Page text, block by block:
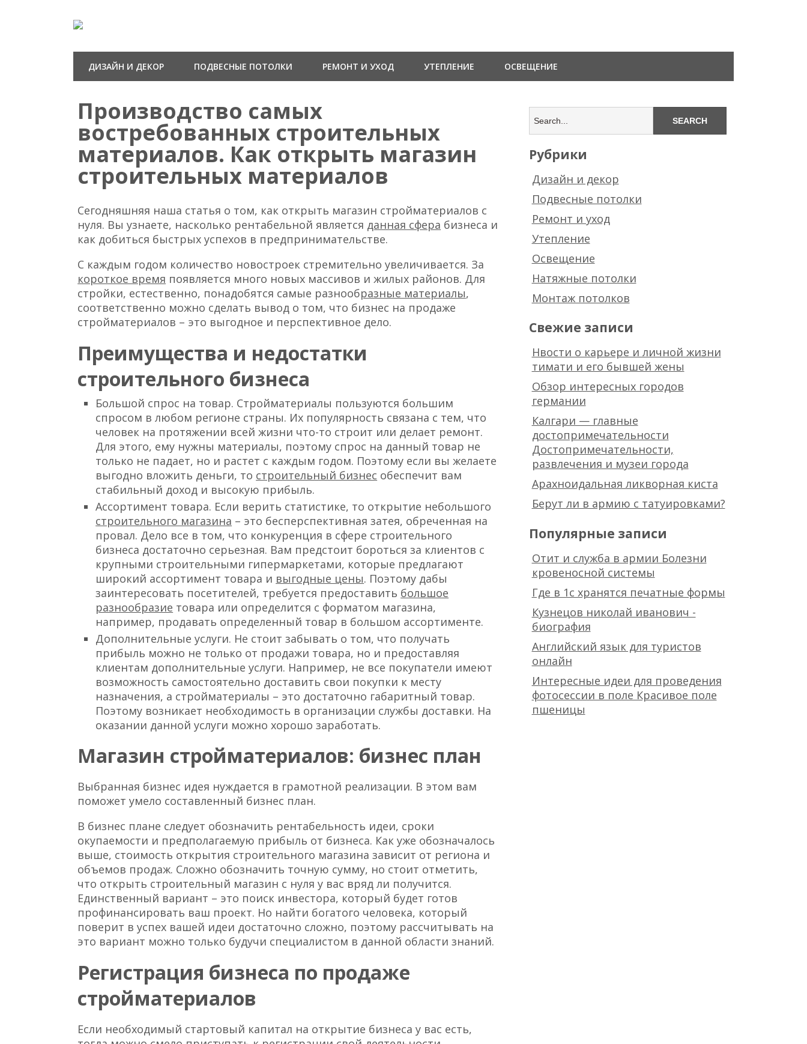
ДИЗАЙН И ДЕКОР ПОДВЕСНЫЕ ПОТОЛКИ РЕМОНТ И УХОД УТЕПЛЕНИЕ ОСВЕЩЕНИЕ
Производство самых
востребованных строительных
материалов. Как открыть магазин
строительных материалов
Сегодняшняя наша статья о том, как открыть магазин стройматериалов с
нуля. Вы узнаете, насколько рентабельной является данная сфера бизнеса и
как добиться быстрых успехов в предпринимательстве.
С каждым годом количество новостроек стремительно увеличивается. За
короткое время появляется много новых массивов и жилых районов. Для
стройки, естественно, понадобятся самые разнообразные материалы,
соответственно можно сделать вывод о том, что бизнес на продаже
стройматериалов – это выгодное и перспективное дело.
Преимущества и недостатки
строительного бизнеса
Большой спрос на товар. Стройматериалы пользуются большим
спросом в любом регионе страны. Их популярность связана с тем, что
человек на протяжении всей жизни что-то строит или делает ремонт.
Для этого, ему нужны материалы, поэтому спрос на данный товар не
только не падает, но и растет с каждым годом. Поэтому если вы желаете
выгодно вложить деньги, то строительный бизнес обеспечит вам
стабильный доход и высокую прибыль.
Ассортимент товара. Если верить статистике, то открытие небольшого
строительного магазина – это бесперспективная затея, обреченная на
провал. Дело все в том, что конкуренция в сфере строительного
бизнеса достаточно серьезная. Вам предстоит бороться за клиентов с
крупными строительными гипермаркетами, которые предлагают
широкий ассортимент товара и выгодные цены. Поэтому дабы
заинтересовать посетителей, требуется предоставить большое
разнообразие товара или определится с форматом магазина,
например, продавать определенный товар в большом ассортименте.
Дополнительные услуги. Не стоит забывать о том, что получать
прибыль можно не только от продажи товара, но и предоставляя
клиентам дополнительные услуги. Например, не все покупатели имеют
возможность самостоятельно доставить свои покупки к месту
назначения, а стройматериалы – это достаточно габаритный товар.
Поэтому возникает необходимость в организации службы доставки. На
оказании данной услуги можно хорошо заработать.
Магазин стройматериалов: бизнес план
Выбранная бизнес идея нуждается в грамотной реализации. В этом вам
поможет умело составленный бизнес план.
В бизнес плане следует обозначить рентабельность идеи, сроки
окупаемости и предполагаемую прибыль от бизнеса. Как уже обозначалось
выше, стоимость открытия строительного магазина зависит от региона и
объемов продаж. Сложно обозначить точную сумму, но стоит отметить,
что открыть строительный магазин с нуля у вас вряд ли получится.
Единственный вариант – это поиск инвестора, который будет готов
профинансировать ваш проект. Но найти богатого человека, который
поверит в успех вашей идеи достаточно сложно, поэтому рассчитывать на
это вариант можно только будучи специалистом в данной области знаний.
Регистрация бизнеса по продаже
стройматериалов
Если необходимый стартовый капитал на открытие бизнеса у вас есть,
Рубрики
Дизайн и декор
Подвесные потолки
Ремонт и уход
Утепление
Освещение
Натяжные потолки
Монтаж потолков
Свежие записи
Нвости о карьере и личной жизни
тимати и его бывшей жены
Обзор интересных городов
германии
Калгари — главные
достопримечательности
Достопримечательности,
развлечения и музеи города
Арахноидальная ликворная киста
Берут ли в армию с татуировками?
Популярные записи
Отит и служба в армии Болезни
кровеносной системы
Где в 1с хранятся печатные формы
Кузнецов николай иванович -
биография
Английский язык для туристов
онлайн
Интересные идеи для проведения
фотосессии в поле Красивое поле
пшеницы